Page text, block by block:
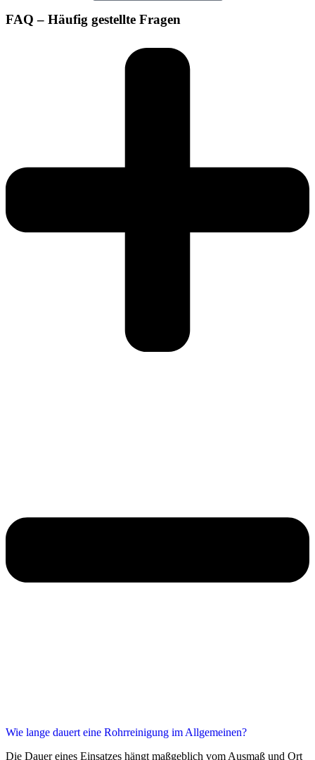
FAQ – Häufig gestellte Fragen
Wie lange dauert eine Rohrreinigung im Allgemeinen?
Die Dauer eines Einsatzes hängt maßgeblich vom Ausmaß und Ort